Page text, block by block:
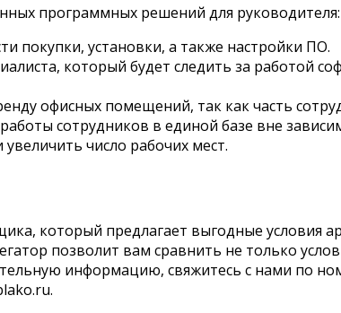
программных решений для руководителя:
покупки, установки, а также настройки ПО.
который будет следить за работой
офисных помещений, так как часть
сотрудников в единой базе вне
число рабочих мест.
который предлагает выгодные условия
позволит вам сравнить не только
информацию, свяжитесь с нами по